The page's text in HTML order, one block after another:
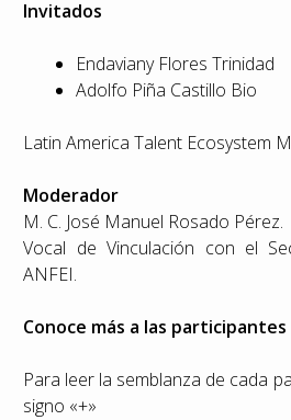
Invitados
Endaviany Flores Trinidad
Adolfo Piña Castillo Bio
Latin America Talent Ecosystem
Moderador
M. C. José Manuel Rosado Pérez.
Vocal de Vinculación con el
ANFEI.
Conoce más a las
Para leer la semblanza de cada
signo «+»